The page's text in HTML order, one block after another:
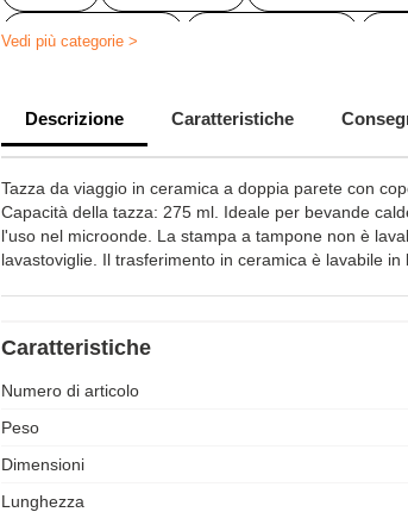
Coffe to go cups
Vedi più categorie >
Descrizione Caratteristiche
Tazza da viaggio in ceramica a doppia parete con
Capacità della tazza: 275 ml. Ideale per bevande
l'uso nel microonde. La stampa a tampone non è
lavastoviglie. Il trasferimento in ceramica è lavabile in
Caratteristiche
Numero di articolo
Peso
Dimensioni
Lunghezza